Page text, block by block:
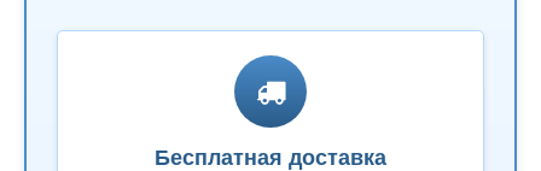
Бесплатная доставка